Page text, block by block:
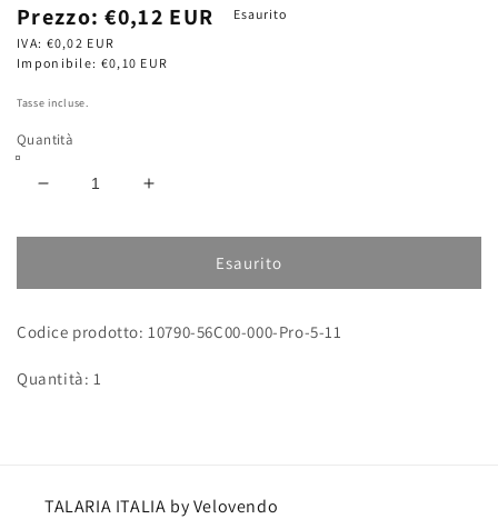
Prezzo
di
listino
Prezzo: €0,12 EUR
IVA: €0,02 EUR
Imponibile: €0,10 EUR
Esaurito
Tasse incluse.
Quantità
Diminuisci
per
di
GB/T894.1
Aumenta
per
di
GB/T894.1
Esaurito
Codice prodotto: 10790-56C00-000-Pro-5-11
Quantità: 1
TALARIA ITALIA by Velovendo